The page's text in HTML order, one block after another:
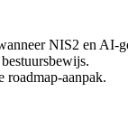
NIS2 en AI-
roadmap-aanpak.